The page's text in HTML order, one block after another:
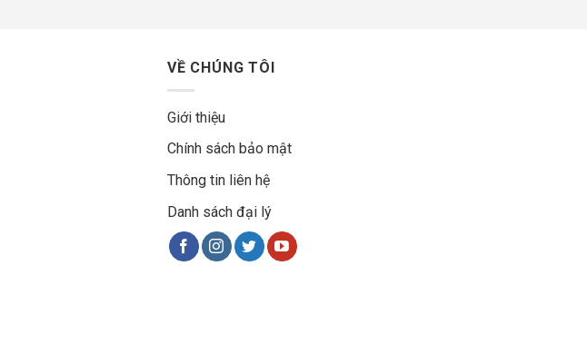
VỀ CHÚNG TÔI
Giới thiệu
Chính sách bảo mật
Thông tin liên hệ
Danh sách đại lý